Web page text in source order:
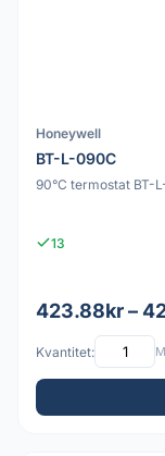
Honeywell
BT-L-090C
90°C termostat BT-
13
423.88kr –
Kvantitet: